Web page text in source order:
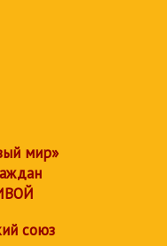
мир»
союз